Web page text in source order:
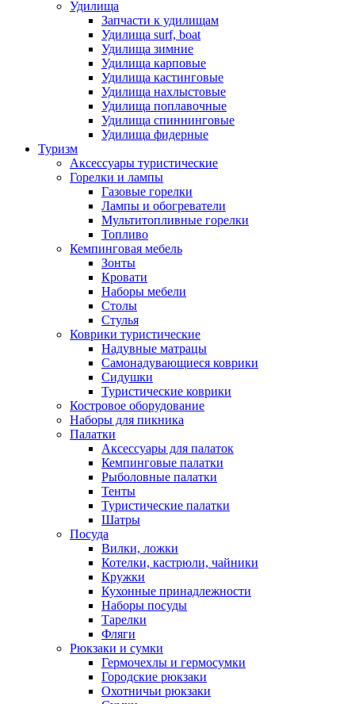
Удилища
Запчасти к удилищам
Удилища surf, boat
Удилища зимние
Удилища карповые
Удилища кастинговые
Удилища нахлыстовые
Удилища поплавочные
Удилища спиннинговые
Удилища фидерные
Туризм
Аксессуары туристические
Горелки и лампы
Газовые горелки
Лампы и обогреватели
Мультитопливные горелки
Топливо
Кемпинговая мебель
Зонты
Кровати
Наборы мебели
Столы
Стулья
Коврики туристические
Надувные матрацы
Самонадувающиеся коврики
Сидушки
Туристические коврики
Костровое оборудование
Наборы для пикника
Палатки
Аксессуары для палаток
Кемпинговые палатки
Рыболовные палатки
Тенты
Туристические палатки
Шатры
Посуда
Вилки, ложки
Котелки, кастрюли, чайники
Кружки
Кухонные принадлежности
Наборы посуды
Тарелки
Фляги
Рюкзаки и сумки
Гермочехлы и гермосумки
Городские рюкзаки
Охотничьи рюкзаки